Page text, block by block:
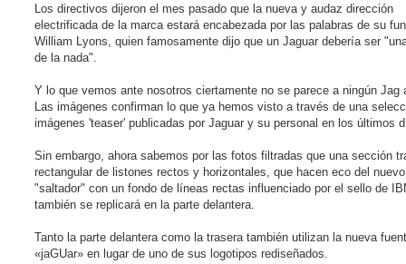
Los directivos dijeron el mes pasado que la nueva y audaz dirección
electrificada de la marca estará encabezada por las palabras de su
William Lyons, quien famosamente dijo que un Jaguar debería ser
de la nada".
Y lo que vemos ante nosotros ciertamente no se parece a ningún Jag
Las imágenes confirman lo que ya hemos visto a través de una
imágenes 'teaser' publicadas por Jaguar y su personal en los últimos
Sin embargo, ahora sabemos por las fotos filtradas que una sección
rectangular de listones rectos y horizontales, que hacen eco del
"saltador" con un fondo de líneas rectas influenciado por el sello de
también se replicará en la parte delantera.
Tanto la parte delantera como la trasera también utilizan la nueva
«jaGUar» en lugar de uno de sus logotipos rediseñados.